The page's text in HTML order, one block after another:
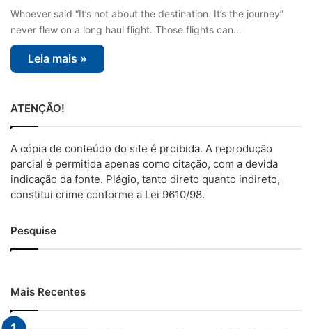
Whoever said “It’s not about the destination. It’s the journey”
never flew on a long haul flight. Those flights can…
Leia mais »
ATENÇÃO!
A cópia de conteúdo do site é proibida. A reprodução
parcial é permitida apenas como citação, com a devida
indicação da fonte. Plágio, tanto direto quanto indireto,
constitui crime conforme a Lei 9610/98.
Pesquise
Mais Recentes